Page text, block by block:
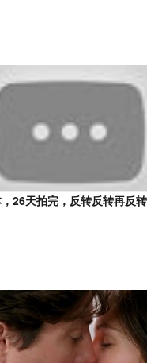
，26天拍完，反转反转再反